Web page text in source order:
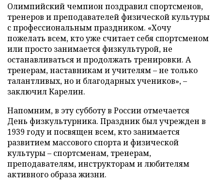
Олимпийский чемпион поздравил спортсменов,
тренеров и преподавателей физической культуры
с профессиональным праздником. «Хочу
пожелать всем, кто уже считает себя спортсменом
или просто занимается физкультурой, не
останавливаться и продолжать тренировки. А
тренерам, наставникам и учителям – не только
талантливых, но и благодарных учеников», –
заключил Карелин.
Напомним, в эту субботу в России отмечается
День физкультурника. Праздник был учрежден в
1939 году и посвящен всем, кто занимается
развитием массового спорта и физической
культуры – спортсменам, тренерам,
преподавателям, инструкторам и любителям
активного образа жизни.